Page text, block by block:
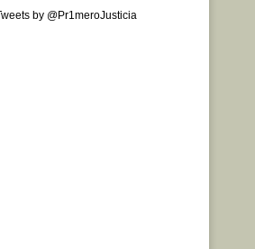
by @Pr1meroJusticia